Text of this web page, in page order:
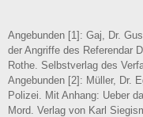
Privacy Policy
Imprint
Angebunden [1]: Gaj, Dr.
der Angriffe des Referendar
Rothe. Selbstverlag des
Angebunden [2]: Müller, Dr.
Polizei. Mit Anhang: Ueber
Mord. Verlag von Karl